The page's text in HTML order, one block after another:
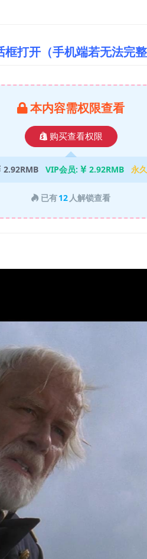
打开（手机端若无法完
本内容需权限查看
购买查看权限
2.92RMB VIP会员: 2.92RMB 永
已有12 人解锁查看